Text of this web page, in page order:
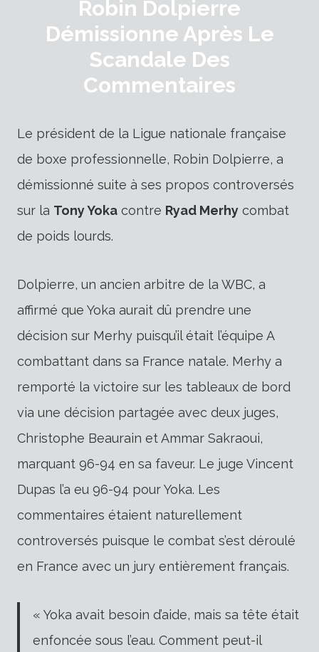
Robin Dolpierre
Démissionne Après Le
Scandale Des
Commentaires
Le président de la Ligue nationale française
de boxe professionnelle, Robin Dolpierre, a
démissionné suite à ses propos controversés
sur la Tony Yoka contre Ryad Merhy combat
de poids lourds.
Dolpierre, un ancien arbitre de la WBC, a
affirmé que Yoka aurait dû prendre une
décision sur Merhy puisqu’il était l’équipe A
combattant dans sa France natale. Merhy a
remporté la victoire sur les tableaux de bord
via une décision partagée avec deux juges,
Christophe Beaurain et Ammar Sakraoui,
marquant 96-94 en sa faveur. Le juge Vincent
Dupas l’a eu 96-94 pour Yoka. Les
commentaires étaient naturellement
controversés puisque le combat s’est déroulé
en France avec un jury entièrement français.
« Yoka avait besoin d’aide, mais sa tête était
enfoncée sous l’eau. Comment peut-il